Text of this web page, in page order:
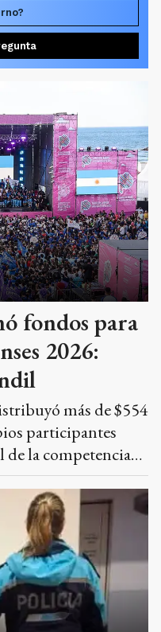
fondos para
2026:
más de $554
participantes
de la competencia